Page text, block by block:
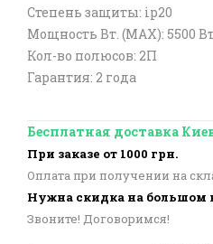
Степень защиты: ip20
Мощность Вт. (МАХ): 5500
Кол-во полюсов: 2П
Гарантия: 2 года
Бесплатная доставка
При заказе от 1000 грн.
Оплата при получении на
Нужна скидка на большом
Звоните! Договоримся!